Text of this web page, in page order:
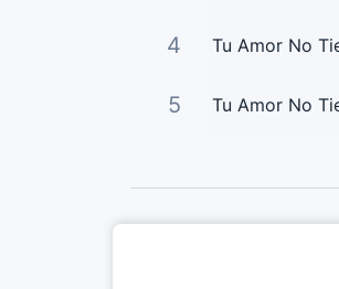
4 Tu Amor No
5 Tu Amor No